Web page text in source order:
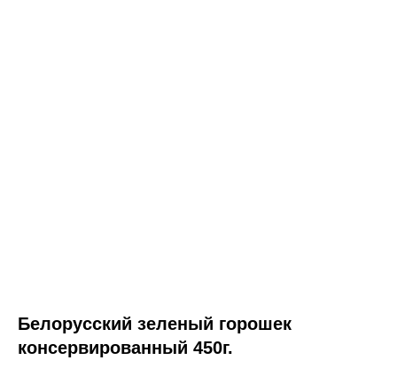
Белорусский зеленый горошек
консервированный 450г.